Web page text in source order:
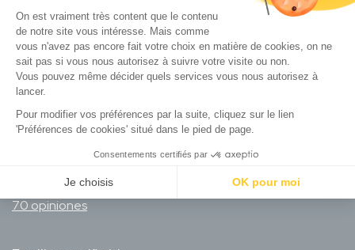
Opiniones de viajeros sobre estos
alojamientos
7,6/10
70 opiniones